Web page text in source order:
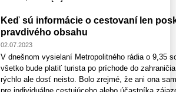
Keď sú informácie o cestovaní len
pravdivého obsahu
02.07.2023
V dnešnom vysielaní Metropolitného rádia o 9,35
všetko bude platiť turista po príchode do
rýchlo ale dosť neisto. Bolo zrejmé, že ani ona